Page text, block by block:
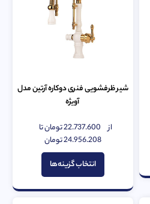
شیر ظرفشویی فنری دوکاره آرتین مدل
آویژه
امتیاز
0
از 22.737.600تومانتا
24.956.208تومان
انتخاب گزینه‌ها